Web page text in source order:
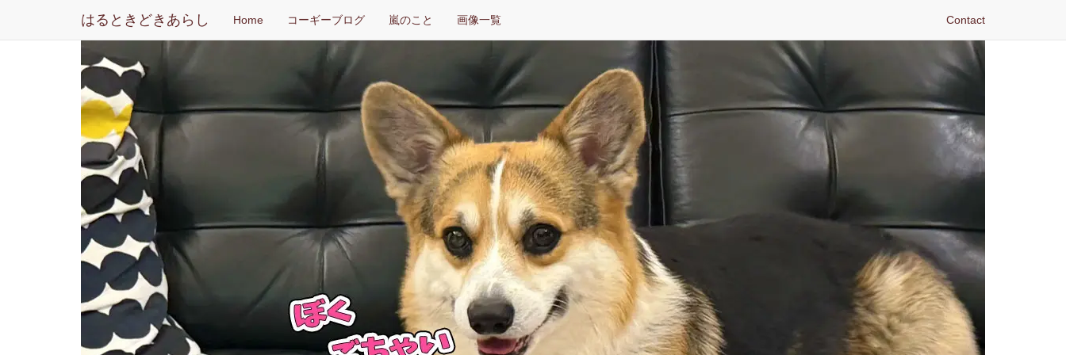
はるときどきあらし Home コーギーブログ 嵐のこと 画像一覧 Contact